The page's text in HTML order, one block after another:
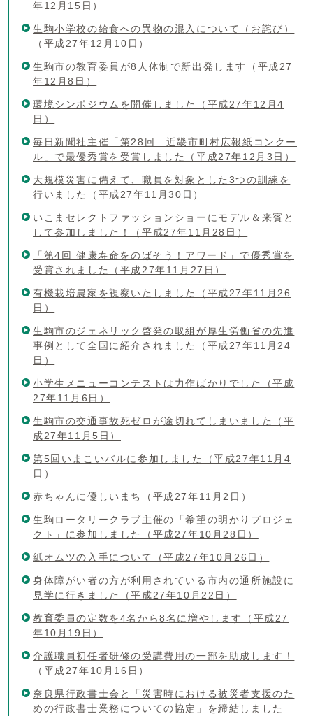
年12月15日）
生駒小学校の給食への異物の混入について（お詫び）
（平成27年12月10日）
生駒市の教育委員が8人体制で新出発します（平成27
年12月8日）
環境シンポジウムを開催しました（平成27年12月4
日）
毎日新聞社主催「第28回 近畿市町村広報紙コンクー
ル」で最優秀賞を受賞しました（平成27年12月3日）
大規模災害に備えて、職員を対象とした3つの訓練を
行いました（平成27年11月30日）
いこまセレクトファッションショーにモデル＆来賓と
して参加しました！（平成27年11月28日）
「第4回 健康寿命をのばそう！アワード」で優秀賞を
受賞されました（平成27年11月27日）
有機栽培農家を視察いたしました（平成27年11月26
日）
生駒市のジェネリック啓発の取組が厚生労働省の先進
事例として全国に紹介されました（平成27年11月24
日）
小学生メニューコンテストは力作ばかりでした（平成
27年11月6日）
生駒市の交通事故死ゼロが途切れてしまいました（平
成27年11月5日）
第5回いまこいバルに参加しました（平成27年11月4
日）
赤ちゃんに優しいまち（平成27年11月2日）
生駒ロータリークラブ主催の「希望の明かりプロジェ
クト」に参加しました（平成27年10月28日）
紙オムツの入手について（平成27年10月26日）
身体障がい者の方が利用されている市内の通所施設に
見学に行きました（平成27年10月22日）
教育委員の定数を4名から8名に増やします（平成27
年10月19日）
介護職員初任者研修の受講費用の一部を助成します！
（平成27年10月16日）
奈良県行政書士会と「災害時における被災者支援のた
めの行政書士業務についての協定」を締結しました